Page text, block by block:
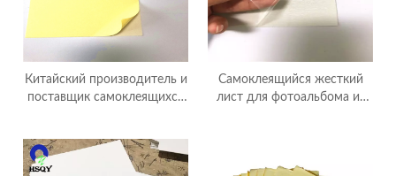
Китайский производитель и
поставщик самоклеящихся
Самоклеящийся жесткий
лист для фотоальбома из